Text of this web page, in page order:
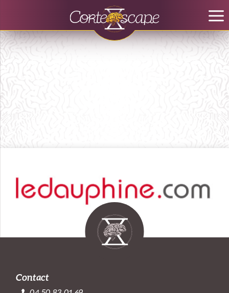
Contact